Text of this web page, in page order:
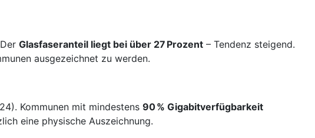
Glasfaseranteil liegt bei über 27 Prozent – Tendenz steigend.
ausgezeichnet zu werden.
Kommunen mit mindestens 90 % Gigabitverfügbarkeit
eine physische Auszeichnung.